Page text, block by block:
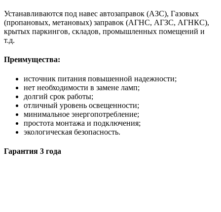
Устанавливаются под навес автозаправок (АЗС), Газовых
(пропановых, метановых) заправок (АГНС, АГЗС, АГНКС),
крытых паркингов, складов, промышленных помещений и
т.д.
Преимущества:
источник питания повышенной надежности;
нет необходимости в замене ламп;
долгий срок работы;
отличный уровень освещенности;
минимальное энергопотребление;
простота монтажа и подключения;
экологическая безопасность.
Гарантия 3 года